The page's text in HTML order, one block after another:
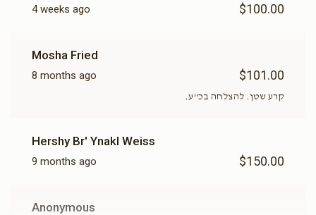
4 weeks ago $100.00
Mosha Fried
8 months ago $101.00
קרע שטן. להצלחה בכ"ע.
Hershy Br' Ynakl Weiss
9 months ago $150.00
Anonymous